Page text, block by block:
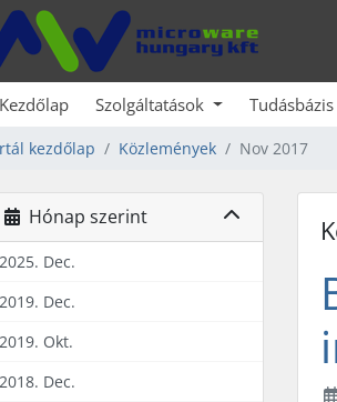
Kezdőlap Szolgáltatások Tudásbázis
kezdőlap Közlemények Nov 2017
Hónap szerint
2025. Dec.
2019. Dec.
2019. Okt.
2018. Dec.